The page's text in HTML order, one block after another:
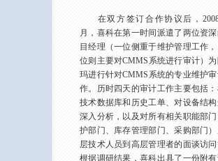
在双方签订合作协议后，
月，喜科在第一时间派遣了两位资
目经理（一位侧重于维护管理工作
位则主要对CMMS系统进行审计）
玛进行针对CMMS系统的专业维护
作。历时四天的审计工作主要包括
技术数据库和历史工单、对设备结
深入分析，以及对所有相关职能部
护部门、库存管理部门、采购部门
层技术人员到高层管理者的面谈访问
根据调研结果，喜科出具了一份附有